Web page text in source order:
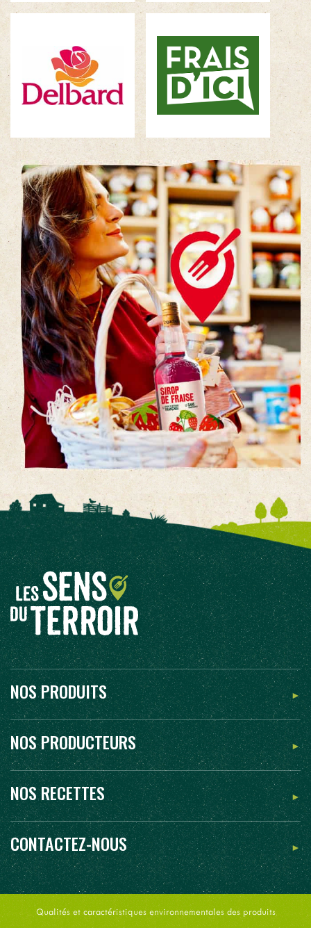
NOS PRODUITS
NOS PRODUCTEURS
NOS RECETTES
CONTACTEZ-NOUS
Qualités et caractéristiques environnementales des produits